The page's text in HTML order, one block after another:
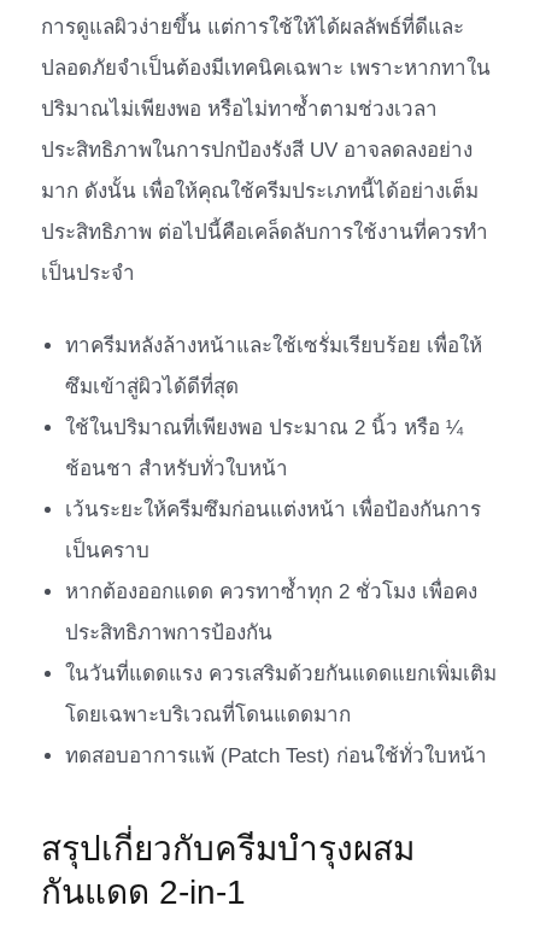
การดูแลผิวง่ายขึ้น แต่การใช้ให้ได้ผลลัพธ์ที่ดีและ
ปลอดภัยจำเป็นต้องมีเทคนิคเฉพาะ เพราะหากทาใน
ปริมาณไม่เพียงพอ หรือไม่ทาซ้ำตามช่วงเวลา
ประสิทธิภาพในการปกป้องรังสี UV อาจลดลงอย่าง
มาก ดังนั้น เพื่อให้คุณใช้ครีมประเภทนี้ได้อย่างเต็ม
ประสิทธิภาพ ต่อไปนี้คือเคล็ดลับการใช้งานที่ควรทำ
เป็นประจำ
ทาครีมหลังล้างหน้าและใช้เซรั่มเรียบร้อย เพื่อให้
ซึมเข้าสู่ผิวได้ดีที่สุด
ใช้ในปริมาณที่เพียงพอ ประมาณ 2 นิ้ว หรือ ¼
ช้อนชา สำหรับทั่วใบหน้า
เว้นระยะให้ครีมซึมก่อนแต่งหน้า เพื่อป้องกันการ
เป็นคราบ
หากต้องออกแดด ควรทาซ้ำทุก 2 ชั่วโมง เพื่อคง
ประสิทธิภาพการป้องกัน
ในวันที่แดดแรง ควรเสริมด้วยกันแดดแยกเพิ่มเติม
โดยเฉพาะบริเวณที่โดนแดดมาก
ทดสอบอาการแพ้ (Patch Test) ก่อนใช้ทั่วใบหน้า
สรุปเกี่ยวกับครีมบำรุงผสม
กันแดด 2-in-1